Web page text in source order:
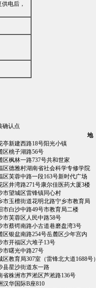
电后，
确认点
地
亭新建西路18号阳光小镇
区桃子湖路56号
区枫林一路737号共和世家
区德雅村湖南省社会科学专修学院
区芙蓉中路一段163号新时代广场
区井湾路271号康尔佳医药大厦3楼
市望城区雷锋镇同心村
市玉檀街道花明北路宁乡市教育局
市白沙中路49号市教育局二楼
市芙蓉区人民中路58号
市蔡锷南路小古道巷磨盘湾3号
区银盆南路254号岳麓区少年宫内
市开福区六堆子13号
市曙光中路27号
区教育局307室（雷锋北大道1688号）
县星沙街道东一路
省株洲市芦淞区芦淞路136号
汉华国际B座810